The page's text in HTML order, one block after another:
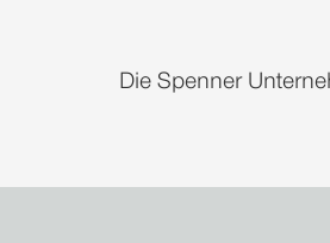
Die Spenner